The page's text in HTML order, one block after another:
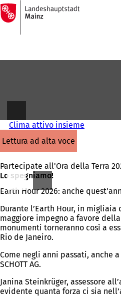
Vai al contenuto
Alla
pagina
iniziale
Clima attivo insieme
lettura ad alta voce
Partecipate all'Ora della Terra
Lo spegniamo!
Earth Hour 2026: anche
Durante l’Earth Hour, in
maggiore impegno a favore
monumenti torneranno così a
Rio de Janeiro.
Come negli anni passati, anche
SCHOTT AG.
Janina Steinkrüger, assessore
evidente quanta forza ci sia